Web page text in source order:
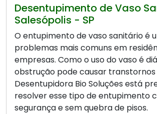
Desentupimento de Vaso
Salesópolis - SP
O entupimento de vaso sanitário é
problemas mais comuns em
empresas. Como o uso do vaso é
obstrução pode causar transtornos
Desentupidora Bio Soluções está
resolver esse tipo de entupimento
segurança e sem quebra de pisos.